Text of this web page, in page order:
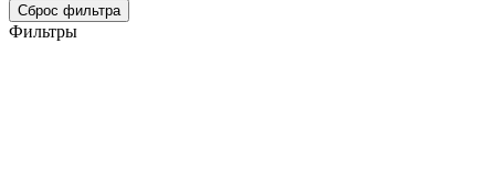
Сброс фильтра
Фильтры